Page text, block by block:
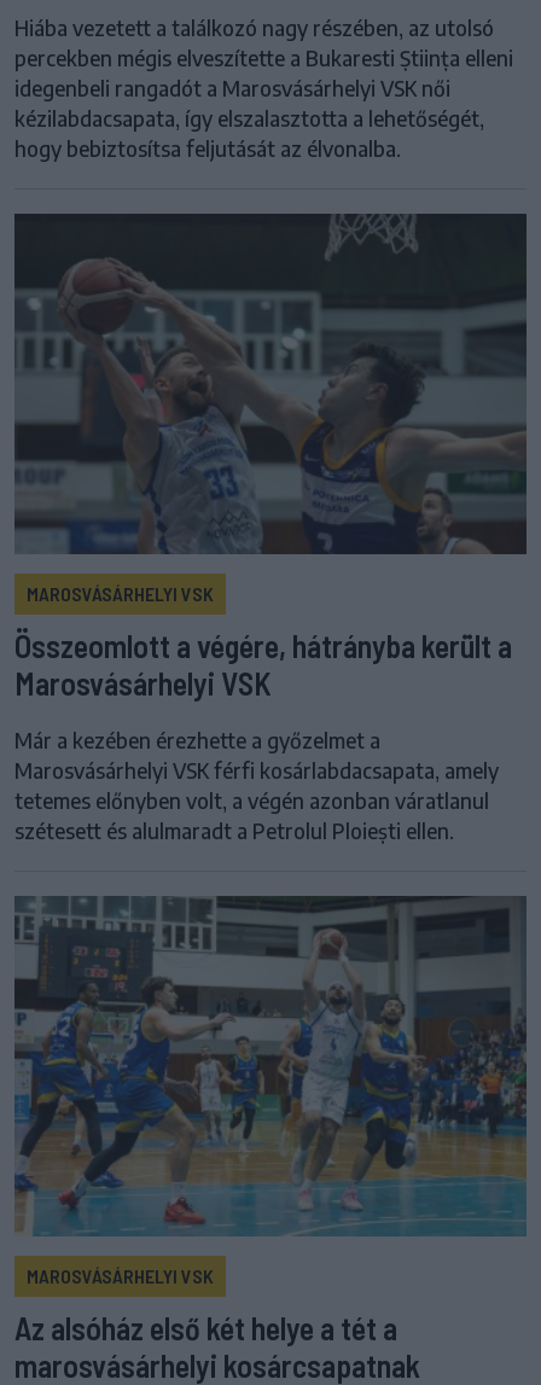
Hiába vezetett a találkozó nagy részében, az utolsó
percekben mégis elveszítette a Bukaresti Știința elleni
idegenbeli rangadót a Marosvásárhelyi VSK női
kézilabdacsapata, így elszalasztotta a lehetőségét,
hogy bebiztosítsa feljutását az élvonalba.
MAROSVÁSÁRHELYI VSK
Összeomlott a végére, hátrányba került a
Marosvásárhelyi VSK
Már a kezében érezhette a győzelmet a
Marosvásárhelyi VSK férfi kosárlabdacsapata, amely
tetemes előnyben volt, a végén azonban váratlanul
szétesett és alulmaradt a Petrolul Ploiești ellen.
MAROSVÁSÁRHELYI VSK
Az alsóház első két helye a tét a
marosvásárhelyi kosárcsapatnak